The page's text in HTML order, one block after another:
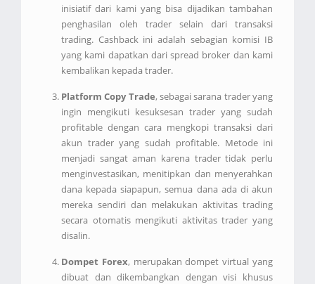
inisiatif dari kami yang bisa dijadikan tambahan
penghasilan oleh trader selain dari transaksi
trading. Cashback ini adalah sebagian komisi IB
yang kami dapatkan dari spread broker dan kami
kembalikan kepada trader.
Platform Copy Trade, sebagai sarana trader yang
ingin mengikuti kesuksesan trader yang sudah
profitable dengan cara mengkopi transaksi dari
akun trader yang sudah profitable. Metode ini
menjadi sangat aman karena trader tidak perlu
menginvestasikan, menitipkan dan menyerahkan
dana kepada siapapun, semua dana ada di akun
mereka sendiri dan melakukan aktivitas trading
secara otomatis mengikuti aktivitas trader yang
disalin.
Dompet Forex, merupakan dompet virtual yang
dibuat dan dikembangkan dengan visi khusus